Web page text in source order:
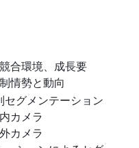
合環境、成長要
情勢と動向
セグメンテーション
カメラ
カメラ